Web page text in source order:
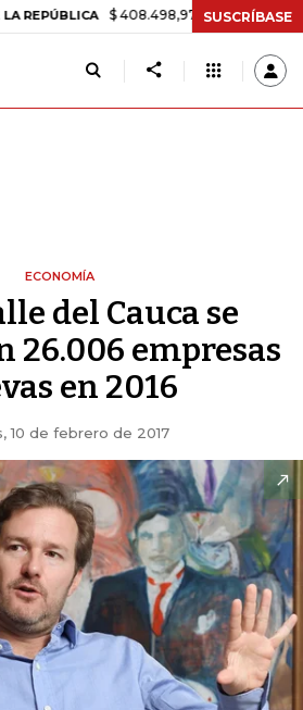
$ 408.498,97 +$ 8.753,81 +2,19%
SUSCRÍBASE
ECONOMÍA
del Cauca se
26.006 empresas
en 2016
10 de febrero de 2017